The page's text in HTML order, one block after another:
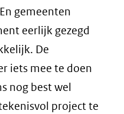
gemeenten
eerlijk gezegd
De
iets mee te doen
nog best wel
project te